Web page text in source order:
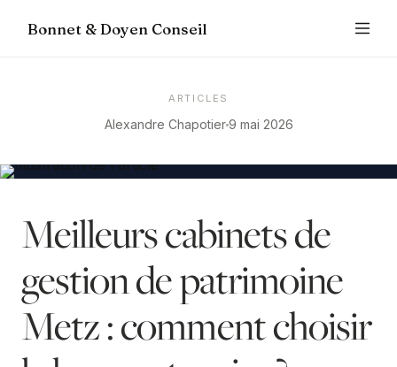
Bonnet & Doyen Conseil
ARTICLES
Alexandre Chapotier9 mai 2026
Meilleurs cabinets de
gestion de patrimoine
Metz : comment choisir